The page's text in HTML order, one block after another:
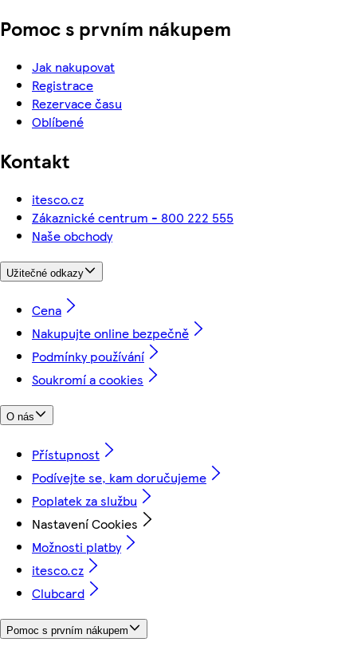
Pomoc s prvním nákupem
Jak nakupovat
Registrace
Rezervace času
Oblíbené
Kontakt
itesco.cz
Zákaznické centrum - 800 222 555
Naše obchody
Užitečné odkazy
Cena
Nakupujte online bezpečně
Podmínky používání
Soukromí a cookies
O nás
Přístupnost
Podívejte se, kam doručujeme
Poplatek za službu
Nastavení Cookies
Možnosti platby
itesco.cz
Clubcard
Pomoc s prvním nákupem